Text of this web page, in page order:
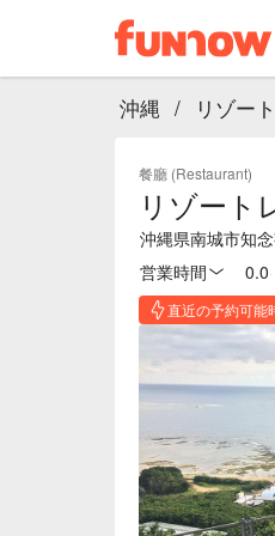
沖縄 / リゾー
餐廳 (Restaurant)
リゾート
沖縄県南城市知
営業時間
0.0
直近の予約可能